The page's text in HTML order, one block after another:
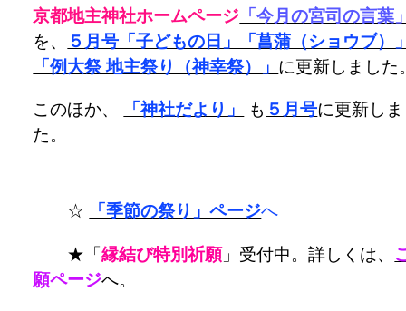
京都地主神社ホームページ 「今月の宮司の言葉
を、
５月号「子どもの日」「菖蒲（ショウブ）
「例大祭 地主祭り（神幸祭）」 に更新しました
このほか、 「神社だより」 も ５月号に更新し
た。
☆ 「季節の祭り」ページへ
★「縁結び特別祈願」受付中。詳しくは、
願ページへ。